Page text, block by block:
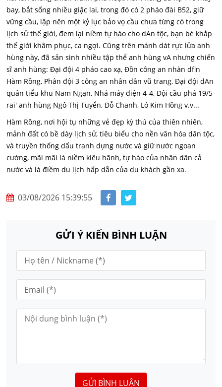
bay, bắt sống nhiều giặc lai, trong đó có 2 pháo đài B52, giữ
vững cầu, lập nên một kỷ lục bảo vọ cầu chưa từng có trong
lịch sử thế giới, đem lại niềm tự hào cho dAn tộc, bạn bè khắp
thế giới khâm phục, ca ngợi. Cũng trên mánh dát rực lửa anh
hùng này, đã sản sinh nhiều tập thể anh hùng vA nhưng chiến
sĩ anh hùng: Đại đội 4 pháo cao xạ, Đồn công an nhàn dfln
Hàm Rồng, Phân đội 3 công an nhân dân vũ trang, Đại đội dAn
quân tiểu khu Nam Ngạn, Nhả máy điện 4-4, Đội cầu phả 19/5
rai' anh hùng Ngô Thị Tuyển, Đỗ Chanh, Ló Kim Hồng v.v...
Hàm Rồng, nơi hội tụ những vẻ đẹp kỳ thú của thiên nhiên,
mảnh đất có bề dày lịch sử, tiêu biểu cho nền văn hóa dân tộc,
và truyền thống dấu tranh dựng nước và giữ nước ngoan
cường, mãi mãi là niềm kiêu hãnh, tự hào của nhân dân cả
nước và là điềm du lịch hấp dẫn của du khách gần xa.
03/08/2026 15:39:55
GỬI Ý KIẾN BÌNH LUẬN
GỬI BÌNH LUẬN